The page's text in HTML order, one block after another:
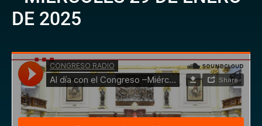
DE 2025